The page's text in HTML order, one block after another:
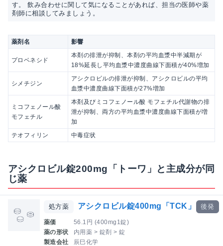
す。 飲み合わせに関して気になることがあれば、担当の医師や薬
剤師に相談してみましょう。
薬剤名 影響
プロベネシド
本剤の排泄が抑制、本剤の平均血漿中半減期が
18%延長し平均血漿中濃度曲線下面積が40%増加
シメチジン
アシクロビルの排泄が抑制、アシクロビルの平均
血漿中濃度曲線下面積が27%増加
ミコフェノール酸
モフェチル
本剤及びミコフェノール酸 モフェチル代謝物の排
泄が抑制、両方の平均血漿中濃度曲線下面積が増
加
テオフィリン
中毒症状
アシクロビル錠200mg「トーワ」と主成分が同
じ薬
処方薬 アシクロビル錠400mg「TCK」
薬価
56.1円 (400mg1錠)
薬の形状
内用薬 > 錠剤 > 錠
製造会社
辰巳化学
後発